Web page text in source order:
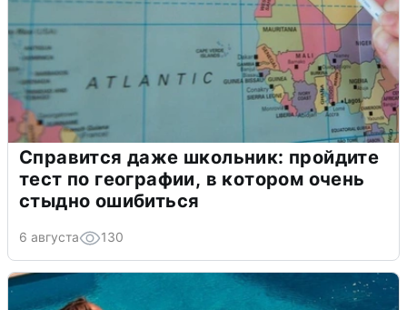
Справится даже школьник: пройдите
тест по географии, в котором очень
стыдно ошибиться
6 августа 130